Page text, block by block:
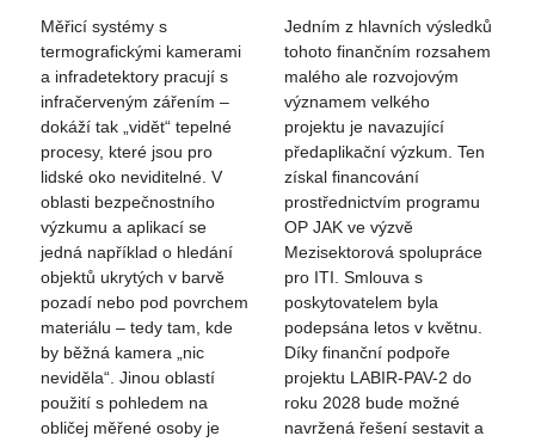
Měřicí systémy s
termografickými kamerami
a infradetektory pracují s
infračerveným zářením –
dokáží tak „vidět“ tepelné
procesy, které jsou pro
lidské oko neviditelné. V
oblasti bezpečnostního
výzkumu a aplikací se
jedná například o hledání
objektů ukrytých v barvě
pozadí nebo pod povrchem
materiálu – tedy tam, kde
by běžná kamera „nic
neviděla“. Jinou oblastí
použití s pohledem na
obličej měřené osoby je
Jedním z hlavních výsledků
tohoto finančním rozsahem
malého ale rozvojovým
významem velkého
projektu je navazující
předaplikační výzkum. Ten
získal financování
prostřednictvím programu
OP JAK ve výzvě
Mezisektorová spolupráce
pro ITI. Smlouva s
poskytovatelem byla
podepsána letos v květnu.
Díky finanční podpoře
projektu LABIR-PAV-2 do
roku 2028 bude možné
navržená řešení sestavit a